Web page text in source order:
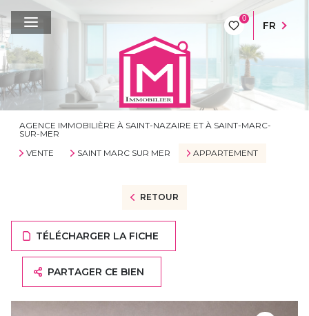
0
FR
AGENCE IMMOBILIÈRE À SAINT-NAZAIRE ET À SAINT-MARC-
SUR-MER
VENTE
SAINT MARC SUR MER APPARTEMENT
RETOUR
TÉLÉCHARGER LA FICHE
PARTAGER CE BIEN